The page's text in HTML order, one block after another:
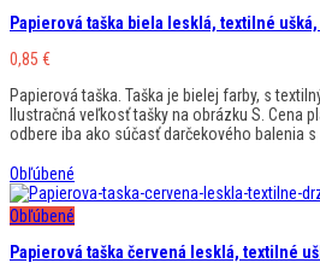
Papierová taška biela lesklá, textilné ušká,
0,85 €
Papierová taška. Taška je bielej farby, s
Ilustračná veľkosť tašky na obrázku S. Cena
odbere iba ako súčasť darčekového balenia s
Obľúbené
Obľúbené
Papierová taška červená lesklá, textilné